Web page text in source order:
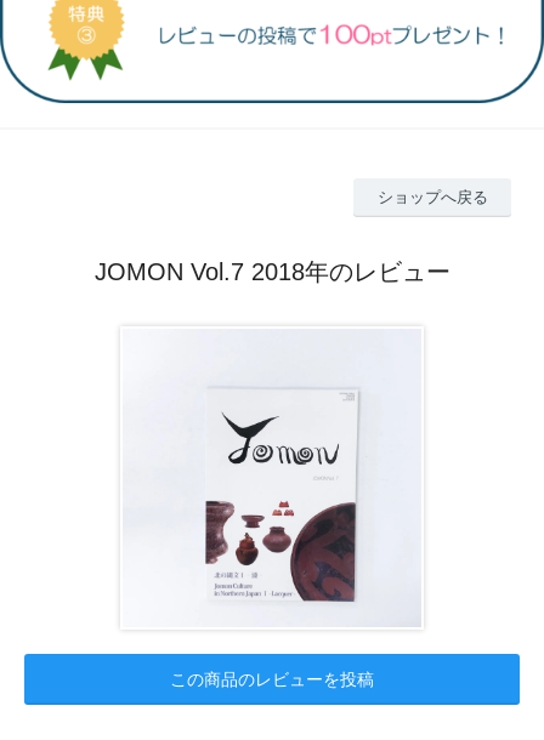
ショップへ戻る
JOMON Vol.7 2018年のレビュー
この商品のレビューを投稿